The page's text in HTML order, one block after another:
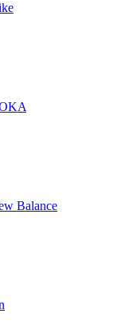
Balance